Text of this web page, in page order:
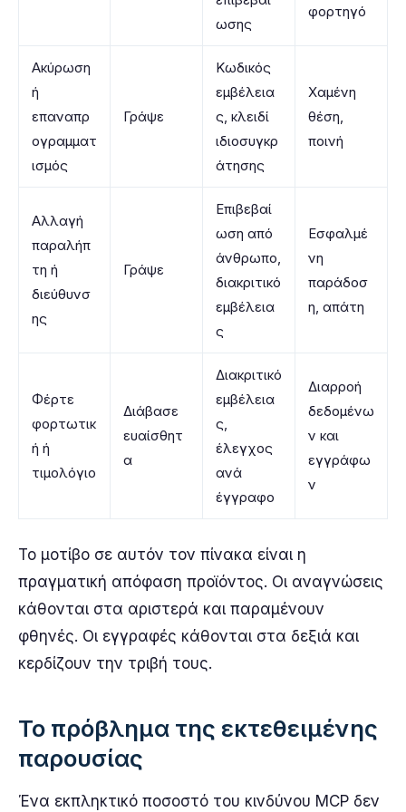
ωσης
φορτηγό
Ακύρωση
ή
επαναπρ
ογραμματ
ισμός
Γράψε
Κωδικός
εμβέλεια
ς, κλειδί
ιδιοσυγκρ
άτησης
Χαμένη
θέση,
ποινή
Αλλαγή
παραλήπ
τη ή
διεύθυνσ
ης
Γράψε
Επιβεβαί
ωση από
άνθρωπο,
διακριτικό
εμβέλεια
ς
Εσφαλμέ
νη
παράδοσ
η, απάτη
Φέρτε
φορτωτικ
ή ή
τιμολόγιο
Διάβασε
ευαίσθητ
α
Διακριτικό
εμβέλεια
ς,
έλεγχος
ανά
έγγραφο
Διαρροή
δεδομένω
ν και
εγγράφω
ν
Το μοτίβο σε αυτόν τον πίνακα είναι η
πραγματική απόφαση προϊόντος. Οι αναγνώσεις
κάθονται στα αριστερά και παραμένουν
φθηνές. Οι εγγραφές κάθονται στα δεξιά και
κερδίζουν την τριβή τους.
Το πρόβλημα της εκτεθειμένης
παρουσίας
Ένα εκπληκτικό ποσοστό του κινδύνου MCP δεν